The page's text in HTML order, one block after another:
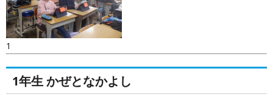
1
1年生 かぜとなかよし